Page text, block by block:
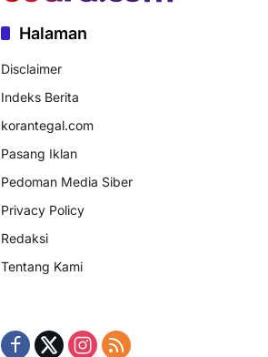
Halaman
Disclaimer
Indeks Berita
korantegal.com
Pasang Iklan
Pedoman Media Siber
Privacy Policy
Redaksi
Tentang Kami